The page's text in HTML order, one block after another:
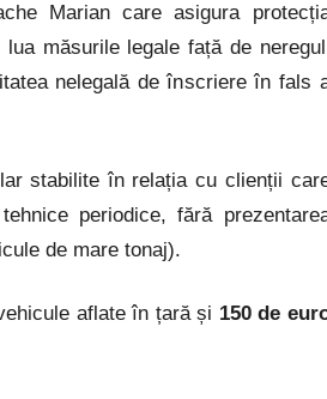
Marian care asigura
măsurile legale față de
nelegală de înscriere în fals
stabilite în relația cu clienții
periodice, fără
de mare tonaj).
aflate în țară și 150 de